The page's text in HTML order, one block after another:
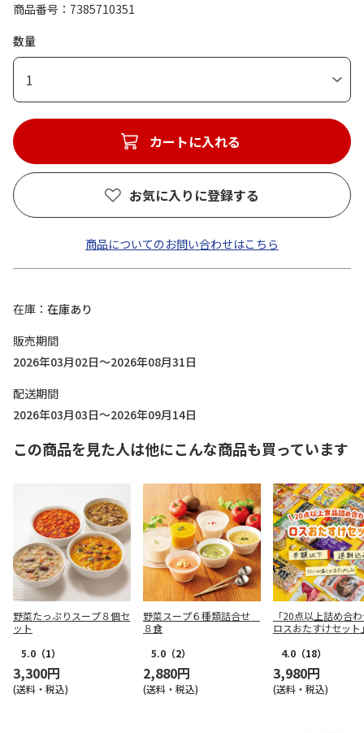
商品番号
7385710351
数量
1
カートに入れる
お気に入りに登録する
商品についてのお問い合わせはこちら
在庫
在庫あり
販売期間
2026年03月02日～2026年08月31日
配送期間
2026年03月03日～2026年09月14日
この商品を見た人は他にこんな商品も買っています
野菜たっぷりスープ８個セ
ット
5.0 （1）
3,300円
(送料・税込)
野菜スープ６種類詰合せ
８食
5.0 （2）
2,880円
(送料・税込)
「20点以上詰め合
ロスおたすけセット
4.0 （18）
3,980円
(送料・税込)